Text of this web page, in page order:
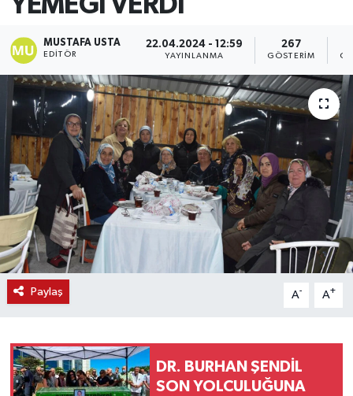
MUSTAFA USTA
EDITÖR
22.04.2024 - 12:59
YAYINLANMA
267
GÖSTERIM
Paylaş A- A+
DR. BURHAN ŞENDİL
SON YOLCULUĞUNA